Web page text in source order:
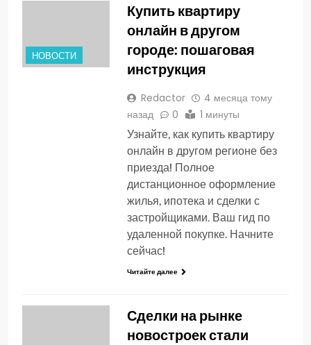
НОВОСТИ
Купить квартиру
онлайн в другом
городе: пошаговая
инструкция
Redactor
4 месяца тому
назад
0 1 минуты
Узнайте, как купить квартиру
онлайн в другом регионе без
приезда! Полное
дистанционное оформление
жилья, ипотека и сделки с
застройщиками. Ваш гид по
удаленной покупке. Начните
сейчас!
Читайте далее
Сделки на рынке
новостроек стали